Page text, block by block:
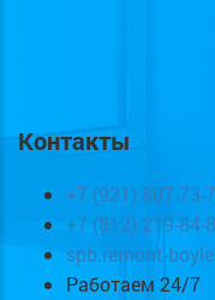
Контакты
+7 (921) 807-73-
+7 (812) 219-84-
spb.remont-
Работаем 24/7